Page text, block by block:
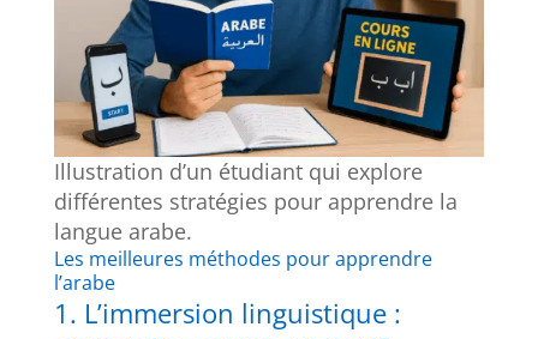
Illustration d’un étudiant qui explore
différentes stratégies pour apprendre la
langue arabe.
Les meilleures méthodes pour apprendre
l’arabe
1. L’immersion linguistique :